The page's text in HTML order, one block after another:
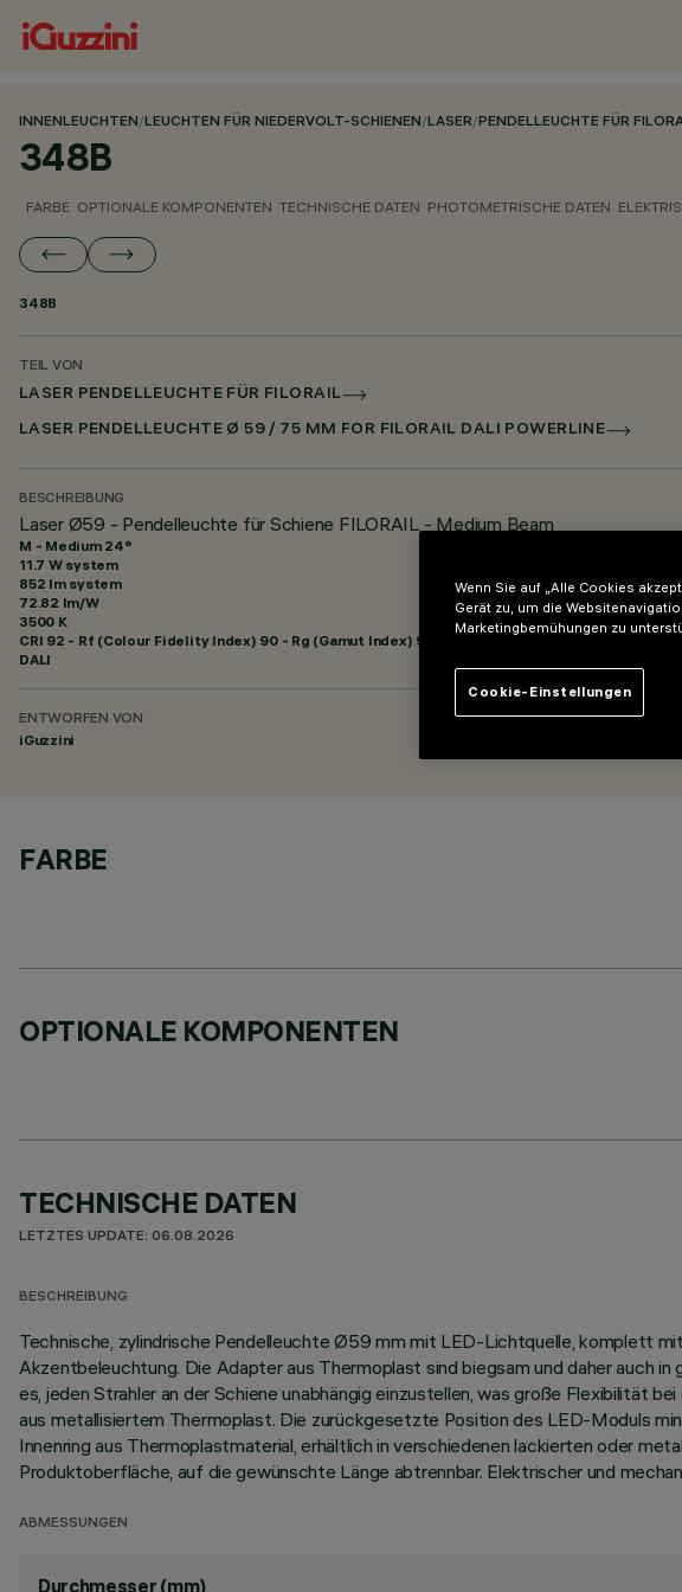
INNENLEUCHTEN/LEUCHTEN FÜR NIEDERVOLT-SCHIENEN/LASER/PENDELLEUCHTE FÜR
348B
FARBE OPTIONALE KOMPONENTEN TECHNISCHE DATEN PHOTOMETRISCHE DATEN
348B
TEIL VON
LASER PENDELLEUCHTE FÜR FILORAIL
LASER PENDELLEUCHTE Ø 59 / 75 MM FOR FILORAIL DALI POWERLINE
BESCHREIBUNG
Laser Ø59 - Pendelleuchte für Schiene FILORAIL - Medium Beam
M - Medium 24°
11.7 W system
852 lm system
72.82 lm/W
3500 K
CRI 92 - Rf (Colour Fidelity Index) 90 - Rg (Gamut Index) 98
DALI
ENTWORFEN VON
iGuzzini
FARBE
OPTIONALE KOMPONENTEN
TECHNISCHE DATEN
LETZTES UPDATE: 06.08.2026
BESCHREIBUNG
Technische, zylindrische Pendelleuchte Ø59 mm mit LED-Lichtquelle, komplett
Akzentbeleuchtung. Die Adapter aus Thermoplast sind biegsam und daher auch
es, jeden Strahler an der Schiene unabhängig einzustellen, was große
aus metallisiertem Thermoplast. Die zurückgesetzte Position des LED-Moduls
Innenring aus Thermoplastmaterial, erhältlich in verschiedenen lackierten oder
Produktoberfläche, auf die gewünschte Länge abtrennbar. Elektrischer und
ABMESSUNGEN
Durchmesser (mm)
Wenn Sie auf „Alle Cookies
Gerät zu, um die
Marketingbemühungen zu
Cookie-Einstellungen